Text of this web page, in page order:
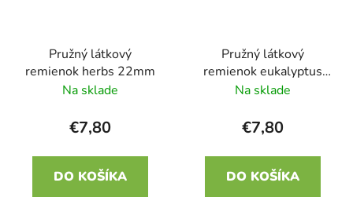
Pružný látkový
remienok herbs 22mm
Na sklade
€7,80
DO KOŠÍKA
Pružný látkový
remienok eukalyptus
22mm
Na sklade
€7,80
DO KOŠÍKA